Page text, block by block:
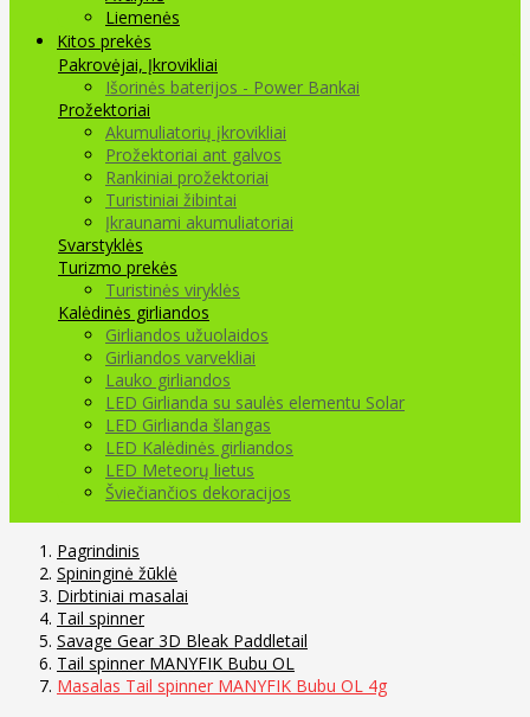
Liemenės
Kitos prekės
Pakrovėjai, Įkrovikliai
Išorinės baterijos - Power Bankai
Prožektoriai
Akumuliatorių įkrovikliai
Prožektoriai ant galvos
Rankiniai prožektoriai
Turistiniai žibintai
Įkraunami akumuliatoriai
Svarstyklės
Turizmo prekės
Turistinės viryklės
Kalėdinės girliandos
Girliandos užuolaidos
Girliandos varvekliai
Lauko girliandos
LED Girlianda su saulės elementu Solar
LED Girlianda šlangas
LED Kalėdinės girliandos
LED Meteorų lietus
Šviečiančios dekoracijos
Pagrindinis
Spininginė žūklė
Dirbtiniai masalai
Tail spinner
Savage Gear 3D Bleak Paddletail
Tail spinner MANYFIK Bubu OL
Masalas Tail spinner MANYFIK Bubu OL 4g